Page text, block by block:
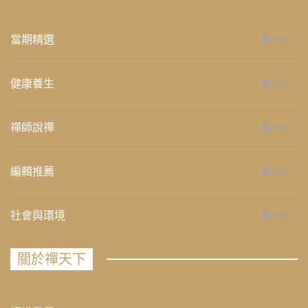
當期精選 658
健康養生 276
禪師說禪 268
編輯推薦 236
社會與環境 235
關於禪天下